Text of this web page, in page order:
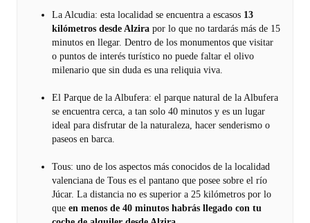
La Alcudia: esta localidad se encuentra a escasos 13
kilómetros desde Alzira por lo que no tardarás más de 15
minutos en llegar. Dentro de los monumentos que visitar
o puntos de interés turístico no puede faltar el olivo
milenario que sin duda es una reliquia viva.
El Parque de la Albufera: el parque natural de la Albufera
se encuentra cerca, a tan solo 40 minutos y es un lugar
ideal para disfrutar de la naturaleza, hacer senderismo o
paseos en barca.
Tous: uno de los aspectos más conocidos de la localidad
valenciana de Tous es el pantano que posee sobre el río
Júcar. La distancia no es superior a 25 kilómetros por lo
que en menos de 40 minutos habrás llegado con tu